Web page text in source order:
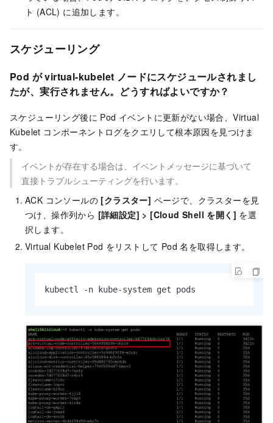
ト (ACL) に追加します。
スケジューリング
Pod が virtual-kubelet ノードにスケジュールされまし
たが、実行されません。どうすればよいですか？
スケジューリング後に Pod イベントに更新がない場合、Virtual
Kubelet コンポーネントログをクエリして根本原因を見つけま
す。
イベントが存在する場合は、イベントメッセージに基づいて
直接トラブルシューティングを行います。
ACK コンソールの [クラスター] ページで、クラスターを見
つけ、操作列から [詳細設定] > [Cloud Shell を開く] を選
択します。
Virtual Kubelet Pod をリストして Pod 名を取得します。
kubectl -n kube-system get pods